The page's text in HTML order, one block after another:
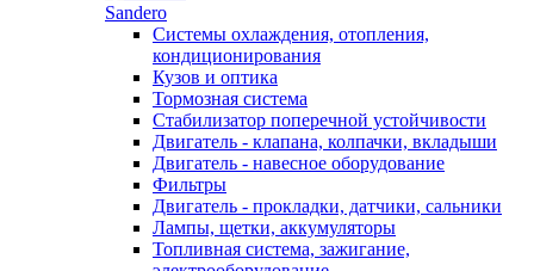
Sandero
Системы охлаждения, отопления,
кондиционирования
Кузов и оптика
Тормозная система
Стабилизатор поперечной устойчивости
Двигатель - клапана, колпачки, вкладыши
Двигатель - навесное оборудование
Фильтры
Двигатель - прокладки, датчики, сальники
Лампы, щетки, аккумуляторы
Топливная система, зажигание,